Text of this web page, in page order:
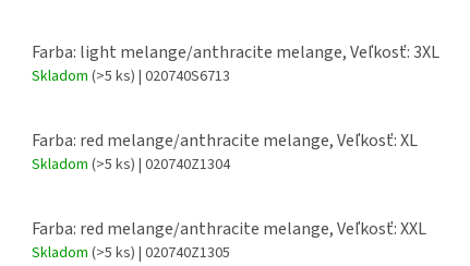
Farba: light melange/anthracite melange, Veľkosť: 3XL
Skladom (>5 ks) | 020740S6713
Farba: red melange/anthracite melange, Veľkosť: XL
Skladom (>5 ks) | 020740Z1304
Farba: red melange/anthracite melange, Veľkosť: XXL
Skladom (>5 ks) | 020740Z1305